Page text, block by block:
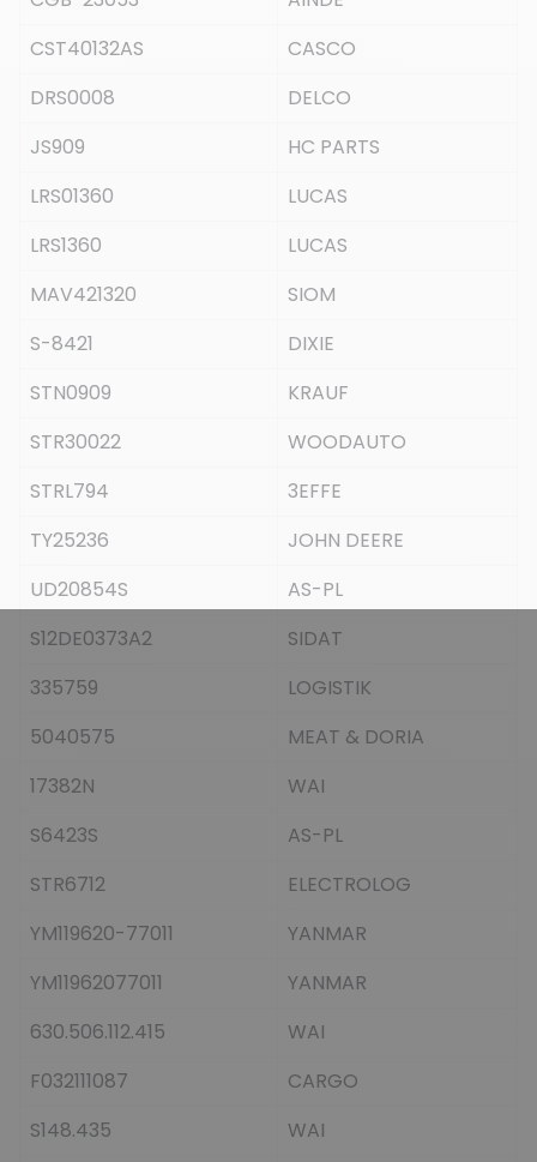
CST40132AS
CASCO
DRS0008
DELCO
JS909
HC PARTS
LRS01360
LUCAS
LRS1360
LUCAS
MAV421320
SIOM
S-8421
DIXIE
STN0909
KRAUF
STR30022
WOODAUTO
STRL794
3EFFE
TY25236
JOHN DEERE
UD20854S
AS-PL
S12DE0373A2
SIDAT
335759
LOGISTIK
5040575
MEAT & DORIA
17382N
WAI
S6423S
AS-PL
STR6712
ELECTROLOG
YM119620-77011
YANMAR
YM11962077011
YANMAR
630.506.112.415
WAI
F032111087
CARGO
S148.435
WAI